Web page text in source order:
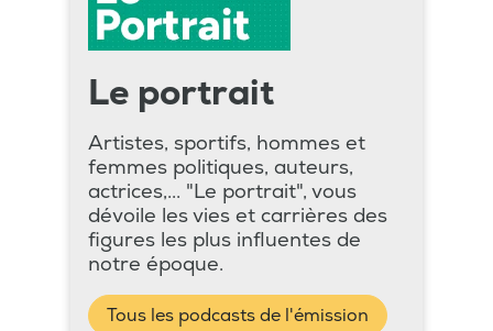
Le portrait
Artistes, sportifs, hommes et
femmes politiques, auteurs,
actrices,... "Le portrait", vous
dévoile les vies et carrières des
figures les plus influentes de
notre époque.
Tous les podcasts de l'émission